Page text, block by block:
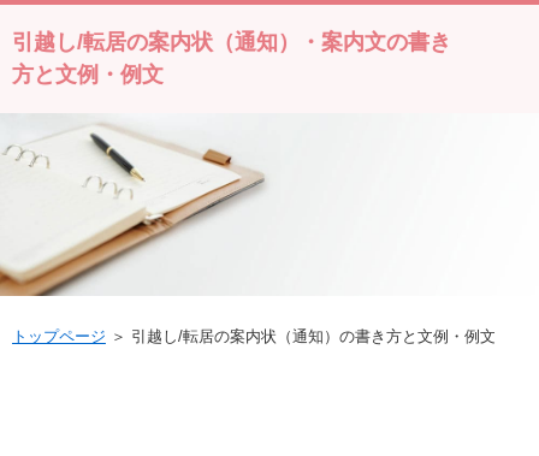
引越し/転居の案内状（通知）・案内文の書き
方と文例・例文
トップページ ＞ 引越し/転居の案内状（通知）の書き方と文例・例文